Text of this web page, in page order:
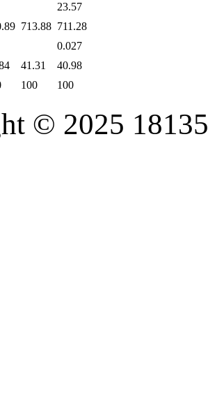
23.57
713.88 711.28
0.027
41.31
40.98
100 100
© 2025